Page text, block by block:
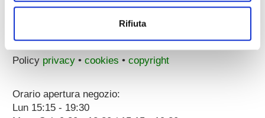
Rifiuta
37122 Verona (ITALY)
a 100 metri dal Parcheggio Arena
Dati societari
Policy privacy• cookies • copyright
Orario apertura negozio:
Lun 15:15 - 19:30